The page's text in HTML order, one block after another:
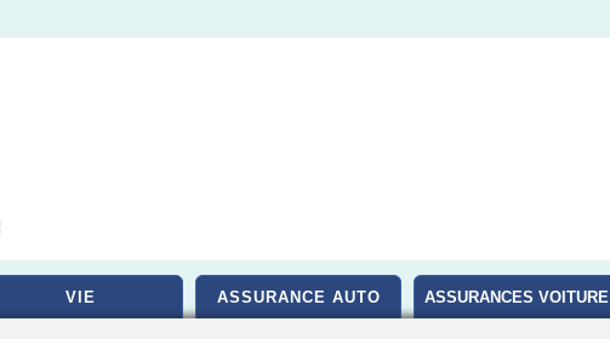
VIE ASSURANCE AUTO ASSURANCES VOITURE